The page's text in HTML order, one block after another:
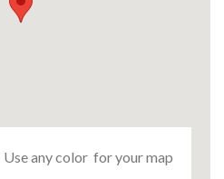
Use any color for your map